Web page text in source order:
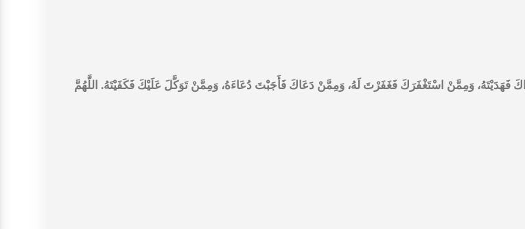
وَمِمَّنْ اسْتَغْفَرَكَ فَغَفَرْتَ لَهُ، وَمِمَّنْ دَعَاكَ فَأَجَبْتَ دُعَاءَهُ، وَمِمَّنْ تَوَكَّلَ عَلَيْكَ فَكَفَيْتَهُ. اللَّهُمَّ